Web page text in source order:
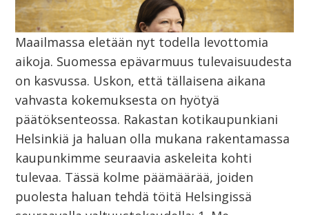
Maailmassa eletään nyt todella levottomia
aikoja. Suomessa epävarmuus tulevaisuudesta
on kasvussa. Uskon, että tällaisena aikana
vahvasta kokemuksesta on hyötyä
päätöksenteossa. Rakastan kotikaupunkiani
Helsinkiä ja haluan olla mukana rakentamassa
kaupunkimme seuraavia askeleita kohti
tulevaa. Tässä kolme päämäärää, joiden
puolesta haluan tehdä töitä Helsingissä